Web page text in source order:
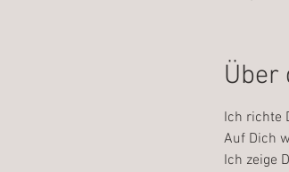
Über
Ich richte
Auf Dich
Ich zeige